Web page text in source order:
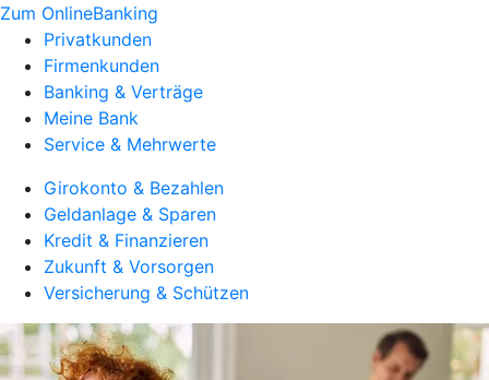
Zum OnlineBanking
Privatkunden
Firmenkunden
Banking & Verträge
Meine Bank
Service & Mehrwerte
Girokonto & Bezahlen
Geldanlage & Sparen
Kredit & Finanzieren
Zukunft & Vorsorgen
Versicherung & Schützen